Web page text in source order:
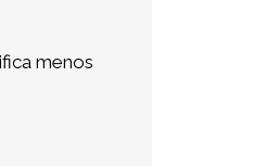
menos